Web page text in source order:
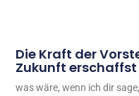
Die Kraft der
Zukunft erschaffst
was wäre, wenn ich dir